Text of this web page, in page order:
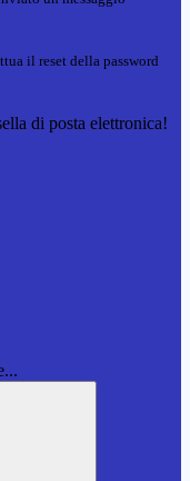
il reset della password
di posta elettronica!